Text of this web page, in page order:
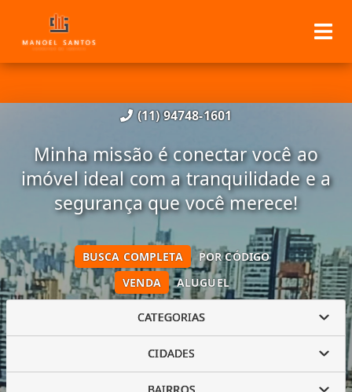
(11) 94748-1601
Minha missão é conectar você ao
imóvel ideal com a tranquilidade e a
segurança que você merece!
VENDA ALUGUEL
BUSCA COMPLETA POR CÓDIGO
CATEGORIAS
CIDADES